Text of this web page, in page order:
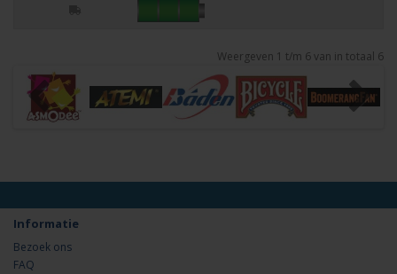
Weergeven 1 t/m 6 van in totaal 6
Informatie
Bezoek ons
FAQ